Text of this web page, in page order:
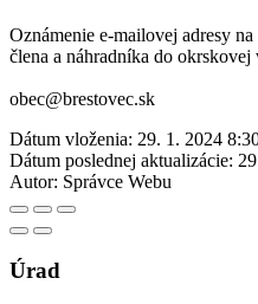
Oznámenie e-mailovej adresy
člena a náhradníka do okrskovej
obec@brestovec.sk
Dátum vloženia: 29. 1. 2024
Dátum poslednej aktualizácie:
Autor: Správce Webu
Úrad